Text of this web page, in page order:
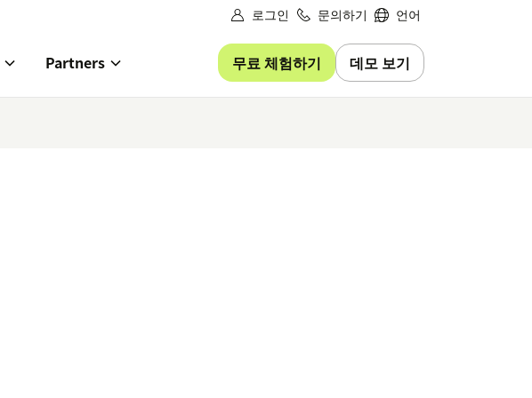
로그인 문의하기 언어
Partners 무료 체험하기 데모 보기